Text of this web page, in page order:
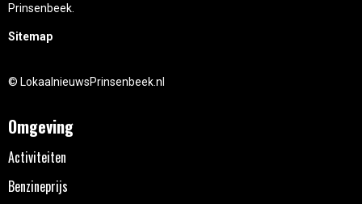
Prinsenbeek.
Sitemap
© LokaalnieuwsPrinsenbeek.nl
Omgeving
Activiteiten
Benzineprijs